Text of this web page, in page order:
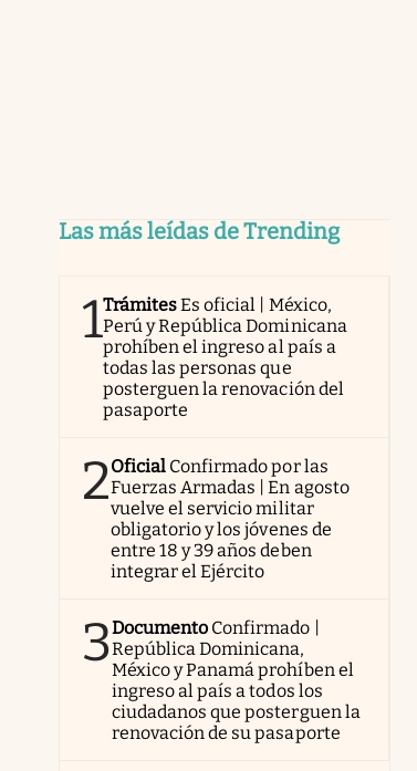
Las más leídas de Trending
1TrámitesEs oficial | México,
Perú y República Dominicana
prohíben el ingreso al país a
todas las personas que
posterguen la renovación del
pasaporte
2Oficial Confirmado por las
Fuerzas Armadas | En agosto
vuelve el servicio militar
obligatorio y los jóvenes de
entre 18 y 39 años deben
integrar el Ejército
3Documento Confirmado |
República Dominicana,
México y Panamá prohíben el
ingreso al país a todos los
ciudadanos que posterguen la
renovación de su pasaporte